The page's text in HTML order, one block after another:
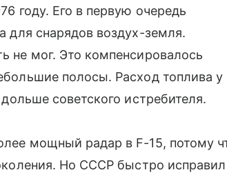
году. Его в первую очередь
для снарядов воздух-земля.
не мог. Это компенсировалось
полосы. Расход топлива у
советского истребителя.
мощный радар в F-15, потому
Но СССР быстро исправил